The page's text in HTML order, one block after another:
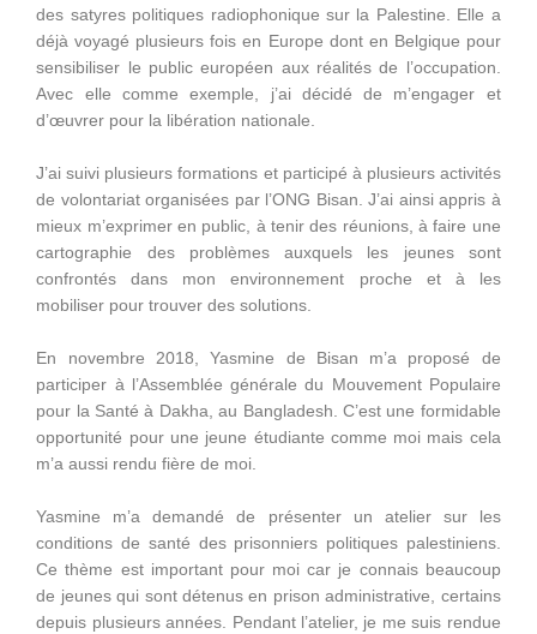
des satyres politiques radiophonique sur la Palestine. Elle a
déjà voyagé plusieurs fois en Europe dont en Belgique pour
sensibiliser le public européen aux réalités de l’occupation.
Avec elle comme exemple, j’ai décidé de m’engager et
d’œuvrer pour la libération nationale.
J’ai suivi plusieurs formations et participé à plusieurs activités
de volontariat organisées par l’ONG Bisan. J’ai ainsi appris à
mieux m’exprimer en public, à tenir des réunions, à faire une
cartographie des problèmes auxquels les jeunes sont
confrontés dans mon environnement proche et à les
mobiliser pour trouver des solutions.
En novembre 2018, Yasmine de Bisan m’a proposé de
participer à l’Assemblée générale du Mouvement Populaire
pour la Santé à Dakha, au Bangladesh. C’est une formidable
opportunité pour une jeune étudiante comme moi mais cela
m’a aussi rendu fière de moi.
Yasmine m’a demandé de présenter un atelier sur les
conditions de santé des prisonniers politiques palestiniens.
Ce thème est important pour moi car je connais beaucoup
de jeunes qui sont détenus en prison administrative, certains
depuis plusieurs années. Pendant l’atelier, je me suis rendue